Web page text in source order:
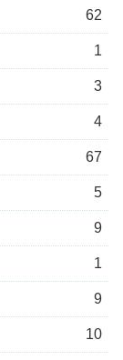
62
1
3
4
67
5
9
1
9
10